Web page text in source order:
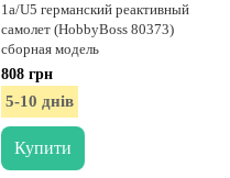
1a/U5 германский реактивный
самолет (HobbyBoss 80373)
сборная модель
808 грн
5-10 днів
Купити